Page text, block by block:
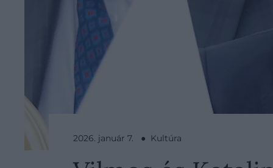
2026. január 7. ● Kultúra